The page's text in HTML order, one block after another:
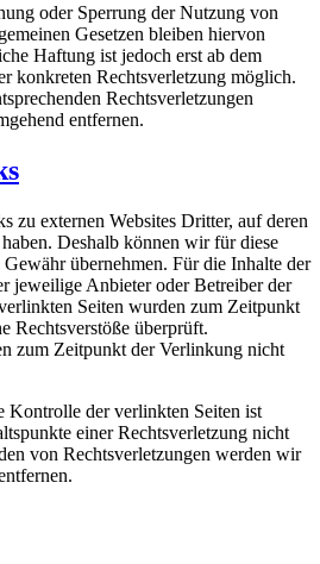
oder Sperrung der Nutzung von
Gesetzen bleiben hiervon
Haftung ist jedoch erst ab dem
konkreten Rechtsverletzung möglich.
Rechtsverletzungen
entfernen.
zu externen Websites Dritter, auf deren
Deshalb können wir für diese
übernehmen. Für die Inhalte der
jeweilige Anbieter oder Betreiber der
Seiten wurden zum Zeitpunkt
Rechtsverstöße überprüft.
zum Zeitpunkt der Verlinkung nicht
Kontrolle der verlinkten Seiten ist
einer Rechtsverletzung nicht
von Rechtsverletzungen werden wir